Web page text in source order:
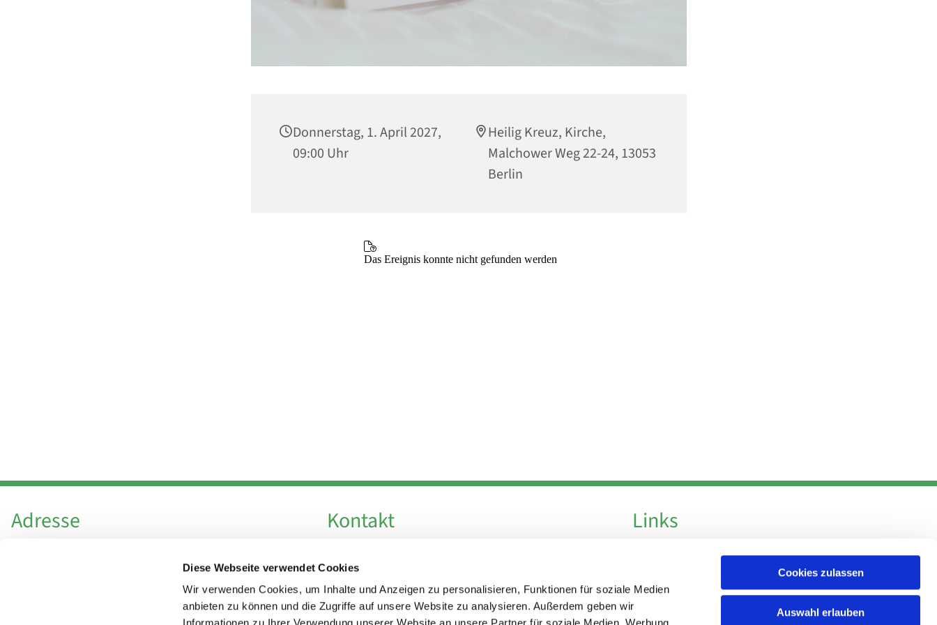
Diese Webseite verwendet Cookies
Wir verwenden Cookies, um Inhalte und Anzeigen zu personalisieren, Funktionen für soziale Medien
anbieten zu können und die Zugriffe auf unsere Website zu analysieren. Außerdem geben wir
Cookies zulassen
Auswahl erlauben
Donnerstag, 1. April 2027,
09:00 Uhr
Heilig Kreuz, Kirche,
Malchower Weg 22-24, 13053
Berlin
Adresse
Hl. Theresa von Avila Berlin Nordost
Leitender Pfarrer - Norbert Pomplun
Kontakt
Fax +49 30 924 54 18
E-Mailinfo@theresa-von-avila-berlin.de
Links
Impressum